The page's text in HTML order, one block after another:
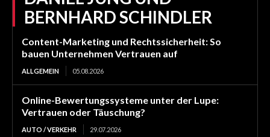
BERNHARD SCHINDLER
Content-Marketing und Rechtssicherheit: So
bauen Unternehmen Vertrauen auf
ALLGEMEIN 05.08.2026
Online-Bewertungssysteme unter der Lupe:
Vertrauen oder Täuschung?
AUTO / VERKEHR 29.07.2026